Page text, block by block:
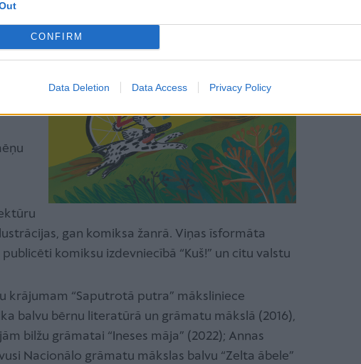
CONFIRM
Data Deletion Data Access Privacy Policy
gan komiksa žanrā. Viņas īsformāta
komiksu izdevniecībā “Kuš!” un citu valstu
krājumam “Saputrotā putra” māksliniece
balvu bērnu literatūrā un grāmatu mākslā (2016),
bilžu grāmatai “Ineses māja” (2022); Annas
Nacionālo grāmatu mākslas balvu “Zelta ābele”